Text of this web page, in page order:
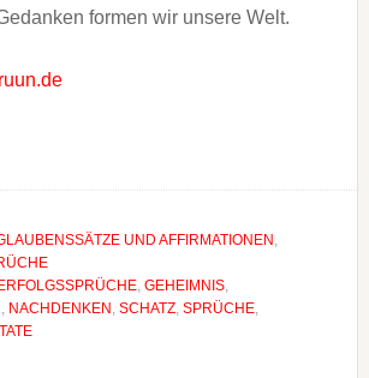
formen wir unsere Welt.
UND AFFIRMATIONEN ,
ERFOLGSSPRÜCHE, GEHEIMNIS,
, NACHDENKEN , SCHATZ, SPRÜCHE,